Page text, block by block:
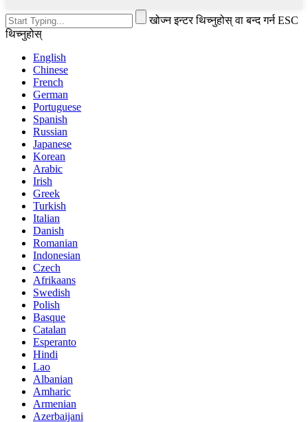
खोज्न इन्टर थिच्नुहोस् वा बन्द गर्न ESC
थिच्नुहोस्
English
Chinese
French
German
Portuguese
Spanish
Russian
Japanese
Korean
Arabic
Irish
Greek
Turkish
Italian
Danish
Romanian
Indonesian
Czech
Afrikaans
Swedish
Polish
Basque
Catalan
Esperanto
Hindi
Lao
Albanian
Amharic
Armenian
Azerbaijani